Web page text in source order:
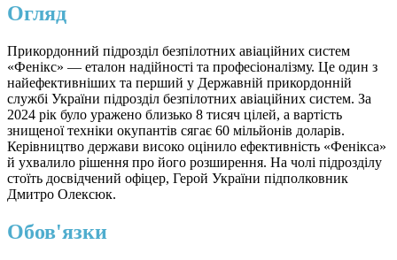
Огляд
Прикордонний підрозділ безпілотних авіаційних систем
«Фенікс» — еталон надійності та професіоналізму. Це один з
найефективніших та перший у Державній прикордонній
службі України підрозділ безпілотних авіаційних систем. За
2024 рік було уражено близько 8 тисяч цілей, а вартість
знищеної техніки окупантів сягає 60 мільйонів доларів.
Керівництво держави високо оцінило ефективність «Фенікса»
й ухвалило рішення про його розширення. На чолі підрозділу
стоїть досвідчений офіцер, Герой України підполковник
Дмитро Олексюк.
Обов'язки